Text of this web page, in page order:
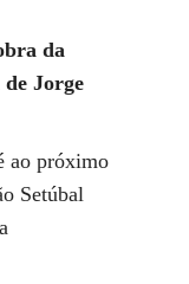
da
Jorge
ao próximo
Setúbal